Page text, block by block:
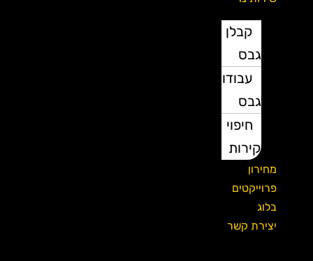
קבלן
גבס
עבודות
גבס
חיפוי
קירות
מחירון
פרוייקטים
בלוג
יצירת קשר